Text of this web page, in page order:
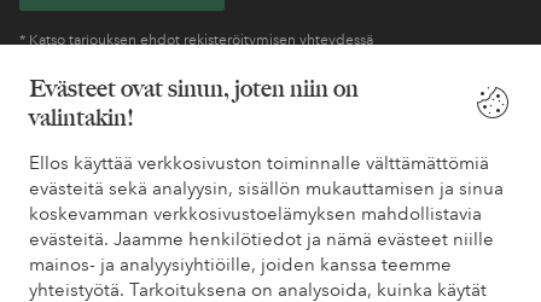
Evästeet ovat sinun, joten niin on
valintakin!
Ellos käyttää verkkosivuston toiminnalle välttämättömiä
evästeitä sekä analyysin, sisällön mukauttamisen ja sinua
koskevamman verkkosivustoelämyksen mahdollistavia
evästeitä. Jaamme henkilötiedot ja nämä evästeet niille
mainos- ja analyysiyhtiöille, joiden kanssa teemme
yhteistyötä. Tarkoituksena on analysoida, kuinka käytät
* Katso tarjouksen ehdot rekisteröitymisen yhteydessä
Tarvitsetko apua?
Löydät vastaukset useimmin kysyttyihin kysymyksiin usein
kysytyistä kysymyksistä. Löydät myös tietoa siitä, miten voit ottaa
meihin yhteyttä.
Asiakaspalvelu Tilaukset Maksutavat